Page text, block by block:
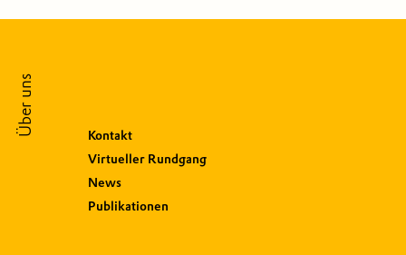
Über uns
Kontakt
Virtueller Rundgang
News
Publikationen